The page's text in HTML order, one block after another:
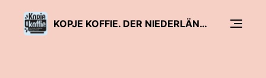
KOPJE KOFFIE. DER NIEDERLÄNDISCHE BÜCHERPODCAST